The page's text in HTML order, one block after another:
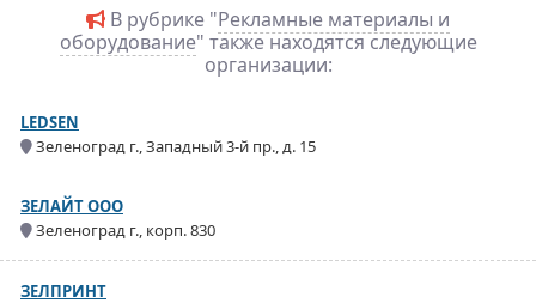
В рубрике "Рекламные материалы и
оборудование" также находятся следующие
организации:
LEDSEN
Зеленоград г., Западный 3-й пр., д. 15
ЗЕЛАЙТ ООО
Зеленоград г., корп. 830
ЗЕЛПРИНТ